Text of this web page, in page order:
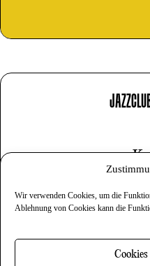
Wir verwenden Cookies, um die
Ablehnung von Cookies kann die